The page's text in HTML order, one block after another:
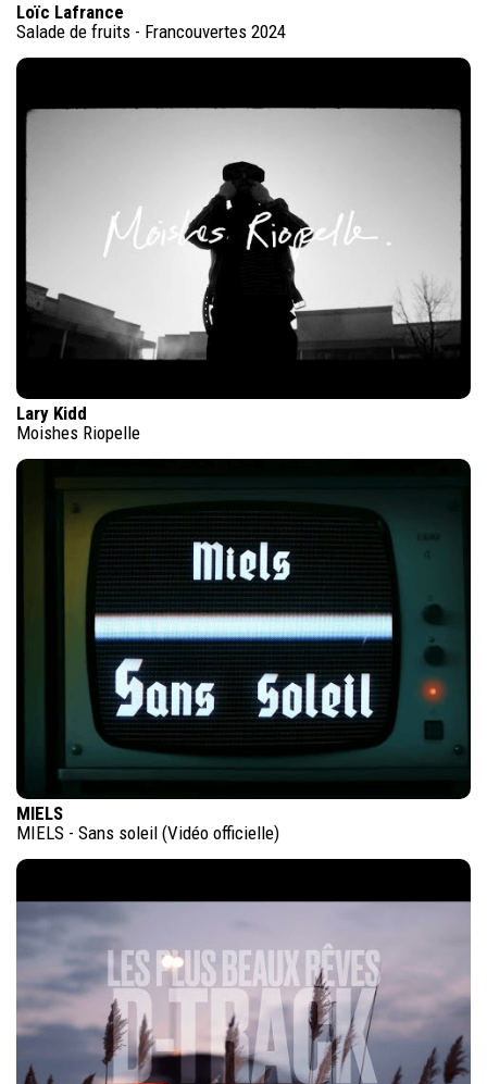
Loïc Lafrance
Salade de fruits - Francouvertes 2024
Lary Kidd
Moishes Riopelle
MIELS
MIELS - Sans soleil (Vidéo officielle)